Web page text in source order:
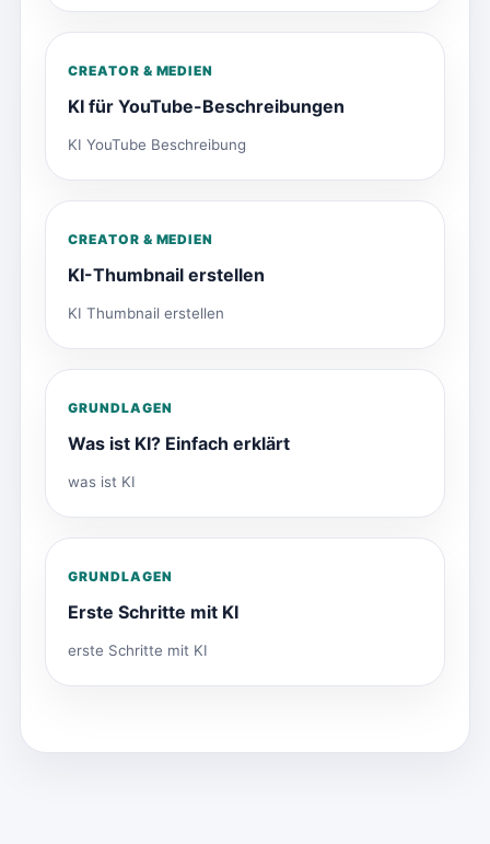
CREATOR & MEDIEN
KI für YouTube-Beschreibungen
KI YouTube Beschreibung
CREATOR & MEDIEN
KI-Thumbnail erstellen
KI Thumbnail erstellen
GRUNDLAGEN
Was ist KI? Einfach erklärt
was ist KI
GRUNDLAGEN
Erste Schritte mit KI
erste Schritte mit KI